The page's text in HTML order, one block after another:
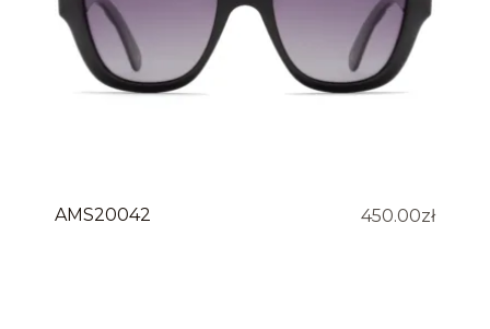
AMS20042 450.00zł